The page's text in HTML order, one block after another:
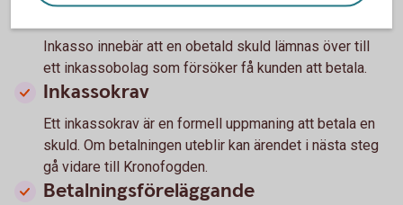
Inkasso
Inkasso innebär att en obetald skuld lämnas över till
ett inkassobolag som försöker få kunden att betala.
Inkassokrav
Ett inkassokrav är en formell uppmaning att betala en
skuld. Om betalningen uteblir kan ärendet i nästa steg
gå vidare till Kronofogden.
Betalningsföreläggande